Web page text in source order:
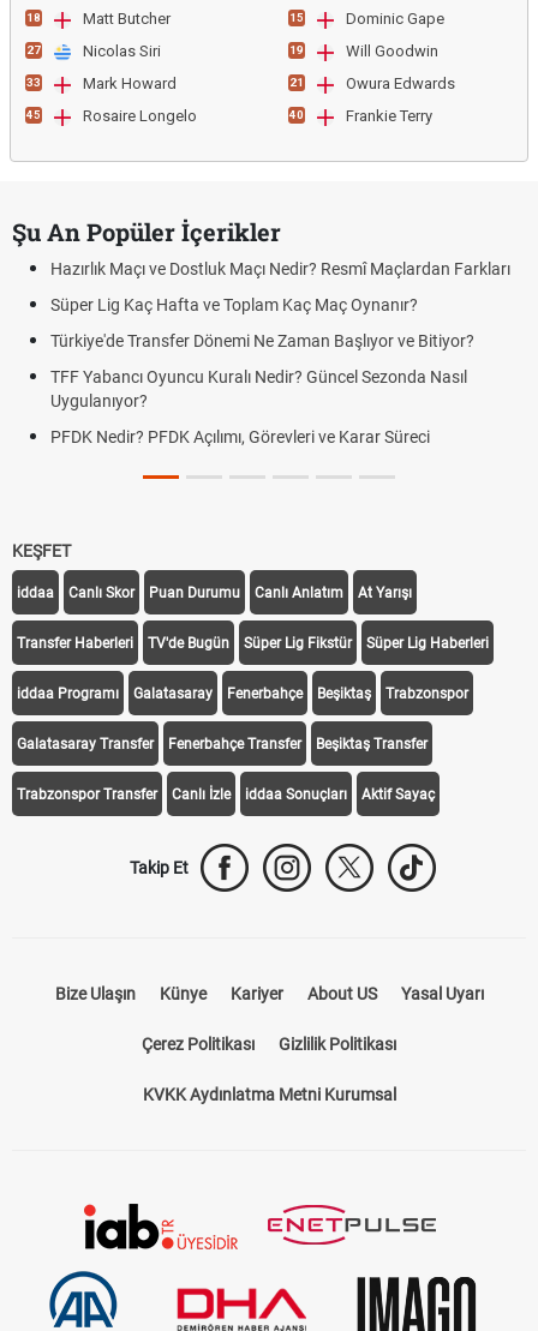
18 Matt Butcher
27 Nicolas Siri
33 Mark Howard
45 Rosaire Longelo
15 Dominic Gape
19 Will Goodwin
21 Owura Edwards
40 Frankie Terry
Şu An Popüler İçerikler
Hazırlık Maçı ve Dostluk Maçı Nedir? Resmî Maçlardan Farkları
Süper Lig Kaç Hafta ve Toplam Kaç Maç Oynanır?
Türkiye'de Transfer Dönemi Ne Zaman Başlıyor ve Bitiyor?
TFF Yabancı Oyuncu Kuralı Nedir? Güncel Sezonda Nasıl
Uygulanıyor?
PFDK Nedir? PFDK Açılımı, Görevleri ve Karar Süreci
KEŞFET
iddaa Canlı Skor Puan Durumu Canlı Anlatım At Yarışı
Transfer Haberleri TV'de Bugün Süper Lig Fikstür Süper Lig Haberleri
iddaa Programı Galatasaray Fenerbahçe Beşiktaş Trabzonspor
Galatasaray Transfer Fenerbahçe Transfer Beşiktaş Transfer
Trabzonspor Transfer Canlı İzle iddaa Sonuçları Aktif Sayaç
Takip Et
Bize Ulaşın Künye Kariyer About US Yasal Uyarı
Çerez Politikası Gizlilik Politikası
KVKK Aydınlatma Metni Kurumsal